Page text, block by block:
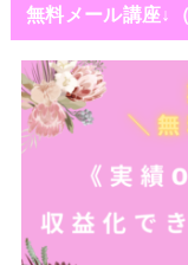
無料メール講座↓